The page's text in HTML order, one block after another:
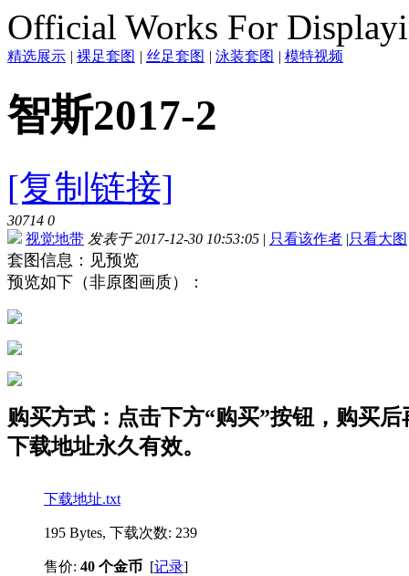
Official Works For
精选展示 | 裸足套图 | 丝足套图 | 泳装套图 | 模特视频
智斯2017-2
[复制链接]
30714 0
视觉地带 发表于 2017-12-30 10:53:05 | 只看该作者 |只看大图
套图信息：见预览
预览如下（非原图画质）：
购买方式：点击下方“购买”按钮，购买
下载地址永久有效。
下载地址.txt
195 Bytes, 下载次数: 239
售价: 40 个金币 [记录]